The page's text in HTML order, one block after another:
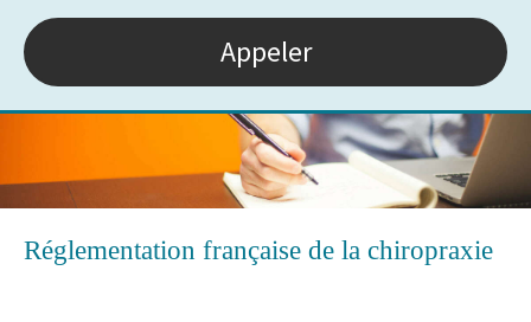
Appeler
Réglementation française de la chiropraxie